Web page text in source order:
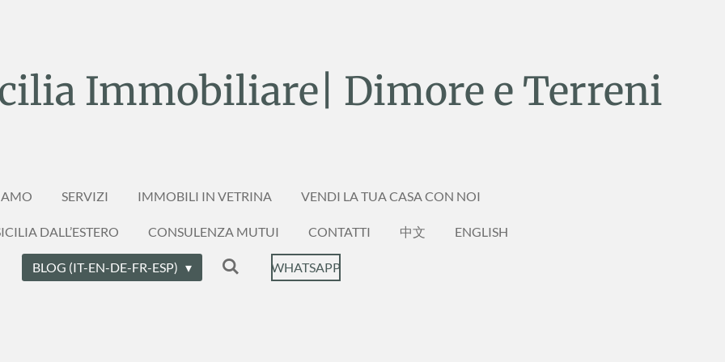
Immobiliare| Dimore e Terreni
SERVIZI IMMOBILI IN VETRINA VENDI LA TUA CASA CON NOI
DALL’ESTERO CONSULENZA MUTUI CONTATTI 中文 ENGLISH
BLOG (IT-EN-DE-FR-ESP) WHATSAPP